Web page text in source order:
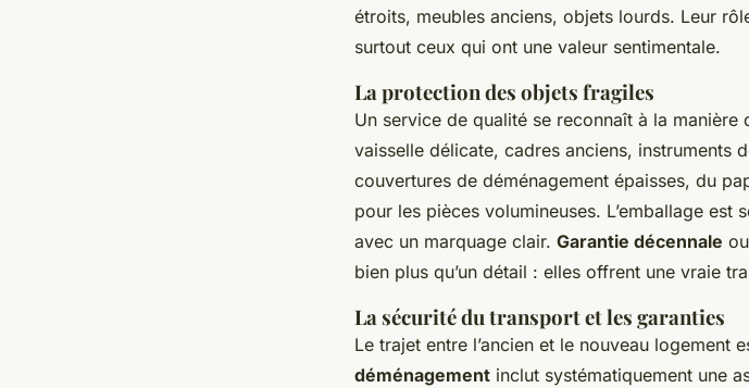
étroits, meubles anciens, objets lourds. Leur
surtout ceux qui ont une valeur sentimentale.
La protection des objets fragiles
Un service de qualité se reconnaît à la
vaisselle délicate, cadres anciens, instruments
couvertures de déménagement épaisses, du
pour les pièces volumineuses. L’emballage
avec un marquage clair. Garantie décennale
bien plus qu’un détail : elles offrent une vraie
La sécurité du transport et les garanties
Le trajet entre l’ancien et le nouveau logement
déménagement inclut systématiquement une